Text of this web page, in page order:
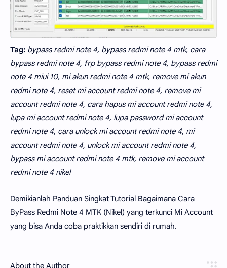
Tag: bypass redmi note 4, bypass redmi note 4 mtk, cara
bypass redmi note 4, frp bypass redmi note 4, bypass redmi
note 4 miui 10, mi akun redmi note 4 mtk, remove mi akun
redmi note 4, reset mi account redmi note 4, remove mi
account redmi note 4, cara hapus mi account redmi note 4,
lupa mi account redmi note 4, lupa password mi account
redmi note 4, cara unlock mi account redmi note 4, mi
account redmi note 4, unlock mi account redmi note 4,
bypass mi account redmi note 4 mtk, remove mi account
redmi note 4 nikel
Demikianlah Panduan Singkat Tutorial Bagaimana Cara
ByPass Redmi Note 4 MTK (Nikel) yang terkunci Mi Account
yang bisa Anda coba praktikkan sendiri di rumah.
About the Author